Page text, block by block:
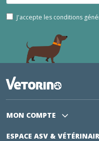
J'accepte les conditions
MON COMPTE
ESPACE ASV &